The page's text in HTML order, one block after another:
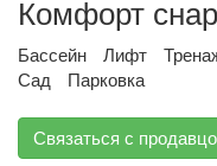
Комфорт
Бассейн Лифт
Сад
Парковка
Связаться с